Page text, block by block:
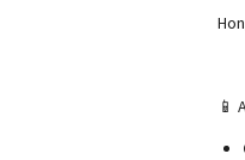
📱